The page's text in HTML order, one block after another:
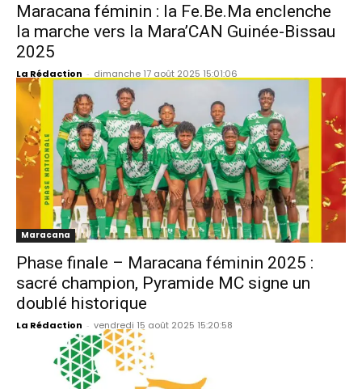
Maracana féminin : la Fe.Be.Ma enclenche
la marche vers la Mara’CAN Guinée-Bissau
2025
La Rédaction - dimanche 17 août 2025 15:01:06
Maracana
Phase finale – Maracana féminin 2025 :
sacré champion, Pyramide MC signe un
doublé historique
La Rédaction - vendredi 15 août 2025 15:20:58